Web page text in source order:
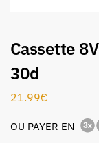
Cassette
30d
21.99€
OU PAYER EN